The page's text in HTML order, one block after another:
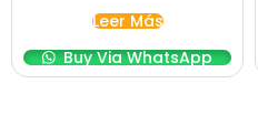
Leer Más
Buy Via WhatsApp